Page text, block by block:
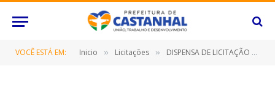
VOCÊ ESTÁ EM: Inicio » Licitações » DISPENSA DE LICITAÇÃO Nº 005/2018 (LOCAÇÃO DE IMÓVEL)